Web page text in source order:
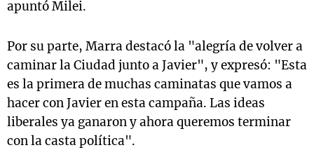
apuntó Milei.
Por su parte, Marra destacó la "alegría de volver a
caminar la Ciudad junto a Javier", y expresó: "Esta
es la primera de muchas caminatas que vamos a
hacer con Javier en esta campaña. Las ideas
liberales ya ganaron y ahora queremos terminar
con la casta política".